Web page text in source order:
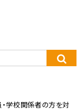
学校関係者の方を対